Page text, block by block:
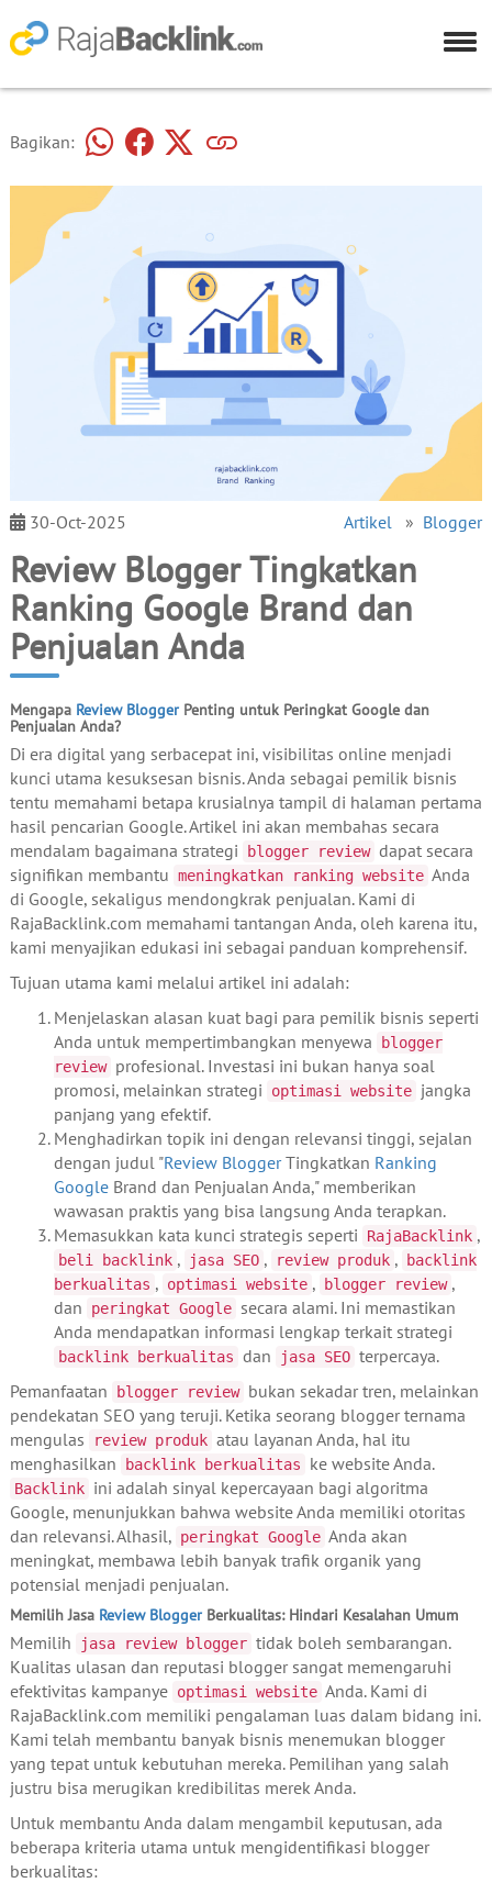
Bagikan:
30-Oct-2025 Artikel » Blogger
Review Blogger Tingkatkan
Ranking Google Brand dan
Penjualan Anda
Mengapa Review BloggerPenting untuk Peringkat Google dan
Penjualan Anda?
Di era digital yang serbacepat ini, visibilitas online menjadi
kunci utama kesuksesan bisnis. Anda sebagai pemilik bisnis
tentu memahami betapa krusialnya tampil di halaman pertama
hasil pencarian Google. Artikel ini akan membahas secara
mendalam bagaimana strategi
blogger review dapat secara
signifikan membantu meningkatkan ranking website Anda
di Google, sekaligus mendongkrak penjualan. Kami di
RajaBacklink.com memahami tantangan Anda, oleh karena itu,
kami menyajikan edukasi ini sebagai panduan komprehensif.
Tujuan utama kami melalui artikel ini adalah:
Menjelaskan alasan kuat bagi para pemilik bisnis seperti
Anda untuk mempertimbangkan menyewa
blogger
review profesional. Investasi ini bukan hanya soal
promosi, melainkan strategi
optimasi website jangka
panjang yang efektif.
Menghadirkan topik ini dengan relevansi tinggi, sejalan
dengan judul "Review BloggerTingkatkan Ranking
GoogleBrand dan Penjualan Anda," memberikan
wawasan praktis yang bisa langsung Anda terapkan.
Memasukkan kata kunci strategis seperti
RajaBacklink ,
beli backlink , jasa SEO , review produk ,
backlink
berkualitas , optimasi website , blogger review ,
dan
peringkat Google secara alami. Ini memastikan
Anda mendapatkan informasi lengkap terkait strategi
backlink berkualitas dan jasa SEO terpercaya.
Pemanfaatan
blogger review bukan sekadar tren, melainkan
pendekatan SEO yang teruji. Ketika seorang blogger ternama
mengulas
review produk atau layanan Anda, hal itu
menghasilkan
backlink berkualitas ke website Anda.
Backlink ini adalah sinyal kepercayaan bagi algoritma
Google, menunjukkan bahwa website Anda memiliki otoritas
dan relevansi. Alhasil, peringkat Google Anda akan
meningkat, membawa lebih banyak trafik organik yang
potensial menjadi penjualan.
Memilih Jasa Review BloggerBerkualitas: Hindari Kesalahan Umum
Memilih jasa review blogger tidak boleh sembarangan.
Kualitas ulasan dan reputasi blogger sangat memengaruhi
efektivitas kampanye optimasi website Anda. Kami di
RajaBacklink.com memiliki pengalaman luas dalam bidang ini.
Kami telah membantu banyak bisnis menemukan blogger
yang tepat untuk kebutuhan mereka. Pemilihan yang salah
justru bisa merugikan kredibilitas merek Anda.
Untuk membantu Anda dalam mengambil keputusan, ada
beberapa kriteria utama untuk mengidentifikasi blogger
berkualitas: